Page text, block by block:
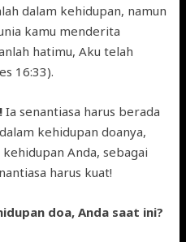
dalam kehidupan, namun
kamu menderita
hatimu, Aku telah
16:33).
Ia senantiasa harus berada
kehidupan doanya,
Anda, sebagai
harus kuat!
doa, Anda saat ini?